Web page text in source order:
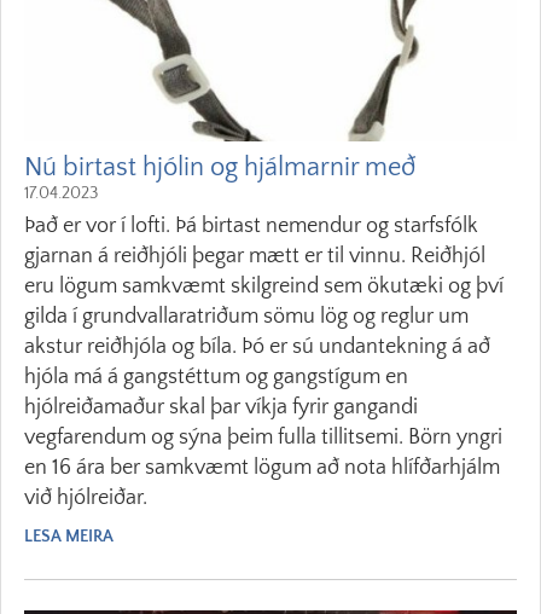
Nú birtast hjólin og hjálmarnir með
17.04.2023
Það er vor í lofti. Þá birtast nemendur og starfsfólk
gjarnan á reiðhjóli þegar mætt er til vinnu. Reiðhjól
eru lögum samkvæmt skilgreind sem ökutæki og því
gilda í grundvallaratriðum sömu lög og reglur um
akstur reiðhjóla og bíla. Þó er sú undantekning á að
hjóla má á gangstéttum og gangstígum en
hjólreiðamaður skal þar víkja fyrir gangandi
vegfarendum og sýna þeim fulla tillitsemi. Börn yngri
en 16 ára ber samkvæmt lögum að nota hlífðarhjálm
við hjólreiðar.
LESA MEIRA